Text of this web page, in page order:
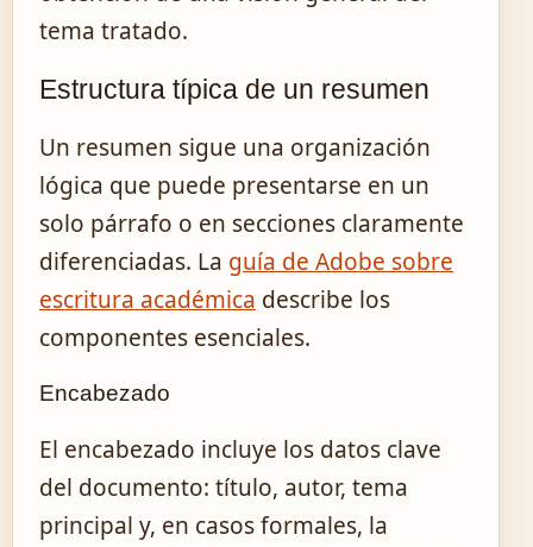
tema tratado.
Estructura típica de un resumen
Un resumen sigue una organización
lógica que puede presentarse en un
solo párrafo o en secciones claramente
diferenciadas. La guía de Adobe sobre
escritura académica describe los
componentes esenciales.
Encabezado
El encabezado incluye los datos clave
del documento: título, autor, tema
principal y, en casos formales, la